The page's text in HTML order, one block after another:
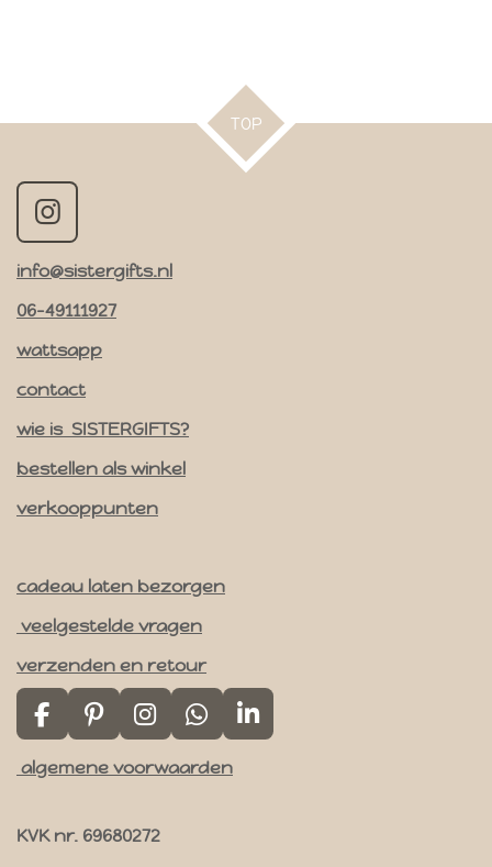
TOP
I
s
t
a
r
a
m
info@sistergifts.nl
06-49111927
wattsapp
contact
wie is SISTERGIFTS?
bestellen als winkel
verkooppunten
cadeau laten bezorgen
veelgestelde vragen
verzenden en retour
F
a
c
o
P
i
n
r
I
n
s
g
W
h
a
L
i
algemene voorwaarden
KVK nr. 69680272